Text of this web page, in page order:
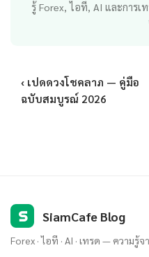
รู้ Forex, ไอที, AI และการ
‹ เปดดวงโชคลาภ — คู่มือ
ฉบับสมบูรณ์ 2026
S SiamCafe Blog
Forex · ไอที · AI · เทรด — ความ